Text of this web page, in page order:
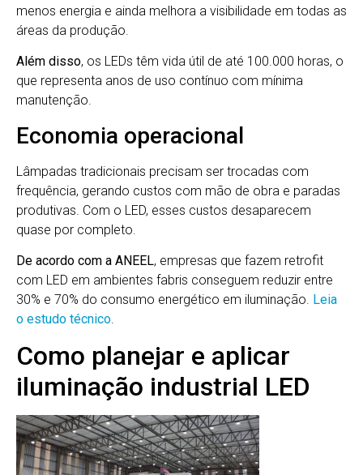
menos energia e ainda melhora a visibilidade em todas as
áreas da produção.
Além disso, os LEDs têm vida útil de até 100.000 horas, o
que representa anos de uso contínuo com mínima
manutenção.
Economia operacional
Lâmpadas tradicionais precisam ser trocadas com
frequência, gerando custos com mão de obra e paradas
produtivas. Com o LED, esses custos desaparecem
quase por completo.
De acordo com a ANEEL, empresas que fazem retrofit
com LED em ambientes fabris conseguem reduzir entre
30% e 70% do consumo energético em iluminação. Leia
o estudo técnico.
Como planejar e aplicar
iluminação industrial LED